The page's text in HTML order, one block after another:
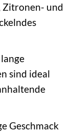
Zitronen- und
sind ideal
Geschmack